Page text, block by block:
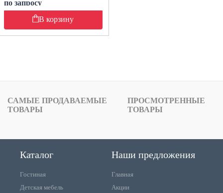
по запросу
В корзину
САМЫЕ ПРОДАВАЕМЫЕ
ТОВАРЫ
ПРОСМОТРЕННЫЕ
ТОВАРЫ
Каталог
Гостиная
Детская мебель
Наши предложения
Главная
Акции